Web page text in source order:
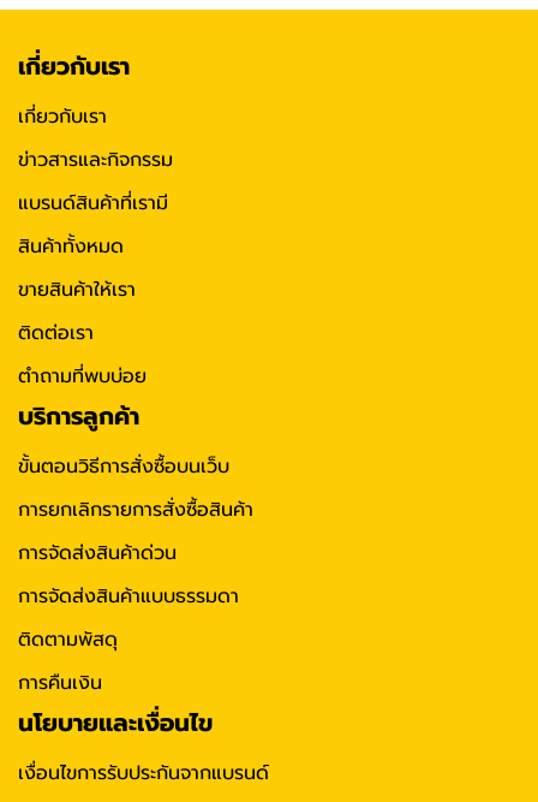
เกี่ยวกับเรา
เกี่ยวกับเรา
ข่าวสารและกิจกรรม
แบรนด์สินค้าที่เรามี
สินค้าทั้งหมด
ขายสินค้าให้เรา
ติดต่อเรา
ตำถามที่พบบ่อย
บริการลูกค้า
ขั้นตอนวิธีการสั่งซื้อบนเว็บ
การยกเลิกรายการสั่งซื้อสินค้า
การจัดส่งสินค้าด่วน
การจัดส่งสินค้าแบบธรรมดา
ติดตามพัสดุ
การคืนเงิน
นโยบายและเงื่อนไข
เงื่อนไขการรับประกันจากแบรนด์